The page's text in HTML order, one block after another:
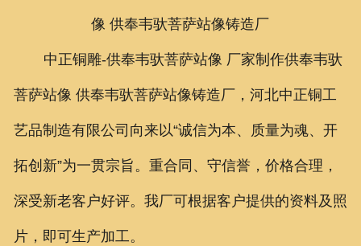
像供奉韦驮菩萨站像铸造厂
中正铜雕-供奉韦驮菩萨站像 厂家制作供奉韦驮
菩萨站像 供奉韦驮菩萨站像铸造厂， 河北中正铜工
艺品制造有限公司向来以“诚信为本、质量为魂、开
拓创新”为一贯宗旨。重合同、守信誉，价格合理，
深受新老客户好评。我厂可根据客户提供的资料及照
片，即可生产加工。